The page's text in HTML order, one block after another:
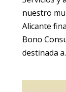
nuestro
Alicante
Bono
destinada